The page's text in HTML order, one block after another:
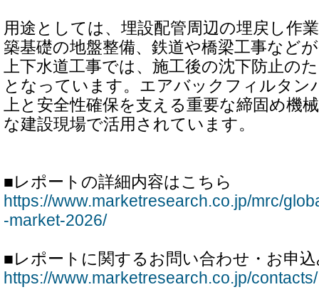
用途としては、埋設配管周辺の埋戻し作
築基礎の地盤整備、鉄道や橋梁工事など
上下水道工事では、施工後の沈下防止の
となっています。エアバックフィルタン
上と安全性確保を支える重要な締固め機
な建設現場で活用されています。
■レポートの詳細内容はこちら
https://www.marketresearch.co.jp/mrc/
-market-2026/
■レポートに関するお問い合わせ・お申
https://www.marketresearch.co.jp/contacts/